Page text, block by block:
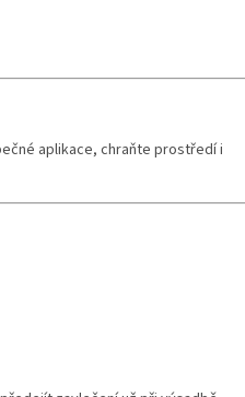
aplikace, chraňte prostředí i